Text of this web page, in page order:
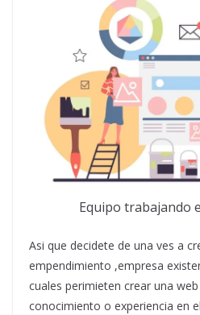
Equipo trabajando
Asi que decidete de una ves a
empendimiento ,empresa
cuales perimieten crear una
conocimiento o experiencia en